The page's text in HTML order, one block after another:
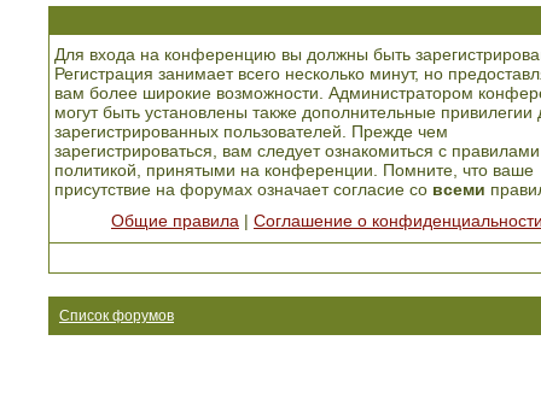
Для входа на конференцию вы должны быть
Регистрация занимает всего несколько минут, но
вам более широкие возможности. Администратором
могут быть установлены также дополнительные привилегии
зарегистрированных пользователей. Прежде чем
зарегистрироваться, вам следует ознакомиться с
политикой, принятыми на конференции. Помните, что ваше
присутствие на форумах означает согласие со всеми
Общие правила
Соглашение о
Список форумов